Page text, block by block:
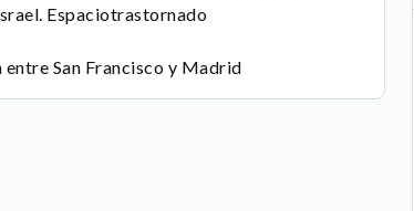
Espaciotrastornado
San Francisco y Madrid